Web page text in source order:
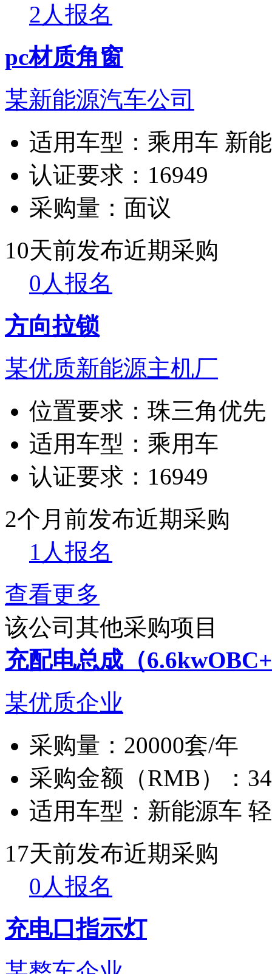
2人报名
pc材质角窗
某新能源汽车公司
适用车型： 乘用车 新
认证要求： 16949
采购量： 面议
10天前发布近期采购
0人报名
方向拉锁
某优质新能源主机厂
位置要求： 珠三角优先
适用车型： 乘用车
认证要求： 16949
2个月前发布近期采购
1人报名
查看更多
该公司其他采购项目
充配电总成（
某优质企业
采购量： 20000套/年
采购金额（RMB）：
适用车型： 新能源车
17天前发布近期采购
0人报名
充电口指示灯